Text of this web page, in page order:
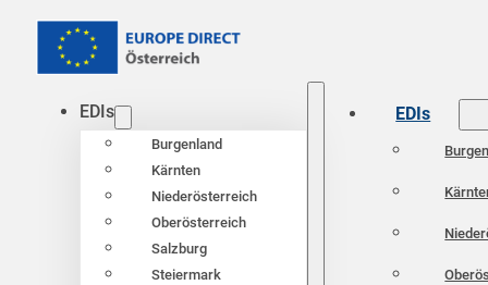
EDIs
Burgenland
Kärnten
Niederösterreich
Oberösterreich
Salzburg
Steiermark
EDIs